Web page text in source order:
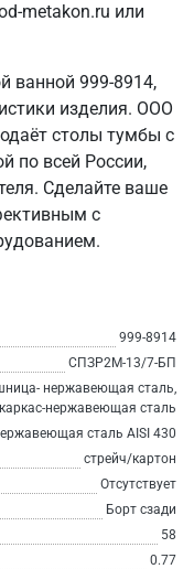
metakon.ru или
ванной 999-8914,
изделия. ООО
столы тумбы с
по всей России,
Сделайте ваше
с
999-8914
СПЗР2М-13/7-БП
нержавеющая сталь,
каркас-нержавеющая сталь
сталь AISI 430
стрейч/картон
Отсутствует
Борт сзади
58
0.77